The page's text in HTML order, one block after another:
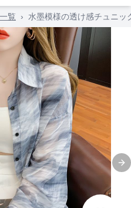
覧 › 水墨模様の透け感チュニッ